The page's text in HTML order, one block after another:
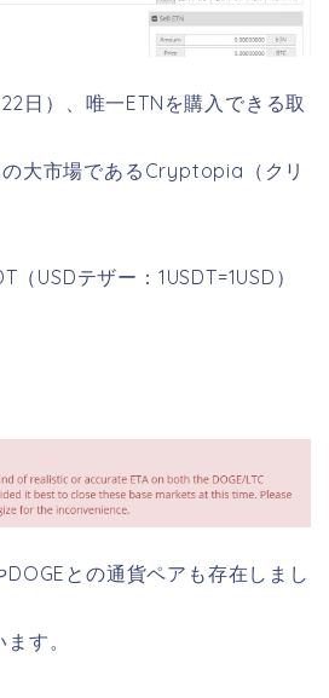
日）、唯一ETNを購入できる取
大市場であるCryptopia（クリ
USDテザー：1USDT=1USD）
との通貨ペアも存在しまし
す。